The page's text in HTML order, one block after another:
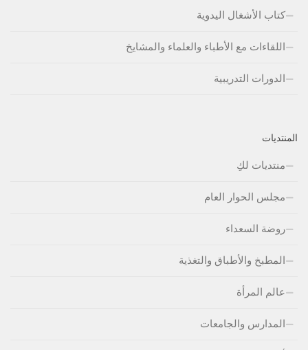
كتاب الأشغال اليدوية
اللقاءات مع الأطباء والعلماء والمشايخ
الدورات التدريبية
المنتديات
منتديات لكِ
مجلس الحوار العام
روضة السعداء
المطبخ والأطباق والتغذية
عالم المرأة
المدارس والجامعات